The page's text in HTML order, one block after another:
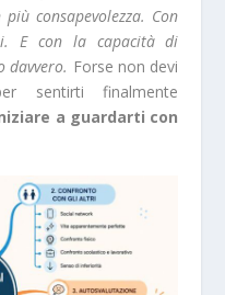
consapevolezza. Con
E con la capacità di
davvero. Forse non devi
sentirti finalmente
a guardarti con